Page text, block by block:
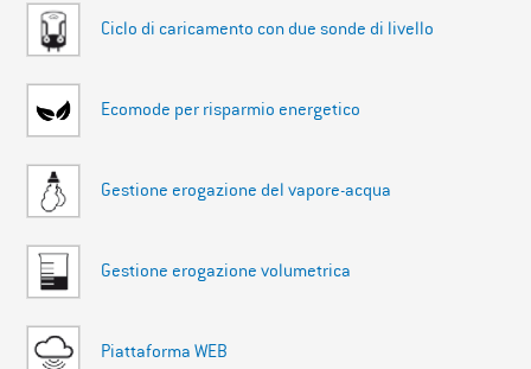
Ciclo di caricamento con due sonde di livello
Ecomode per risparmio energetico
Gestione erogazione del vapore-acqua
Gestione erogazione volumetrica
Piattaforma WEB